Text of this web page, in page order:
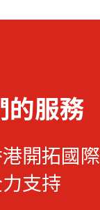
的服務
開拓國
支持